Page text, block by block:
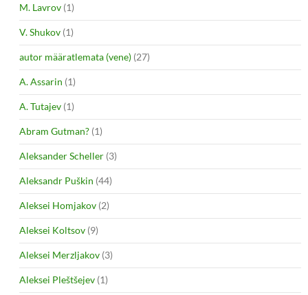
M. Lavrov (1)
V. Shukov (1)
autor määratlemata (vene) (27)
A. Assarin (1)
A. Tutajev (1)
Abram Gutman? (1)
Aleksander Scheller (3)
Aleksandr Puškin (44)
Aleksei Homjakov (2)
Aleksei Koltsov (9)
Aleksei Merzljakov (3)
Aleksei Pleštšejev (1)